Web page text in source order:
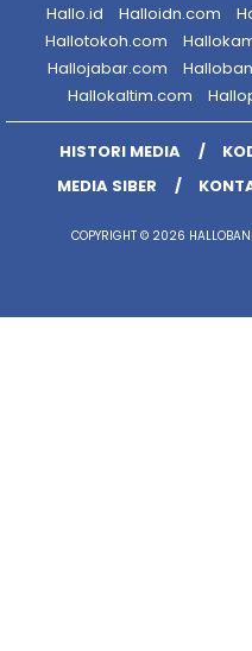
Hallo.id
Halloidn.com
Hallotokoh.com
Hallojabar.com
Hallokaltim.com
HISTORI MEDIA
MEDIA SIBER
COPYRIGHT © 2026